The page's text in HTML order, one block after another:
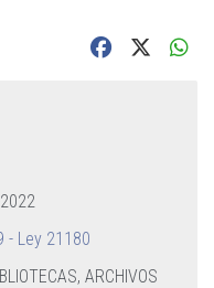
- Ley 21180
ARCHIVOS